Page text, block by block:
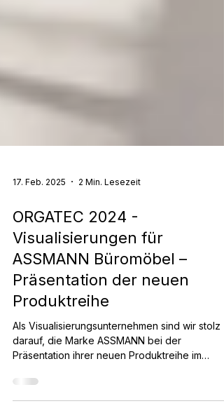
17. Feb. 2025 2 Min. Lesezeit
ORGATEC 2024 -
Visualisierungen für
ASSMANN Büromöbel –
Präsentation der neuen
Produktreihe
Als Visualisierungsunternehmen sind wir stolz
Präsentation ihrer neuen Produktreihe im
Rahmen der...